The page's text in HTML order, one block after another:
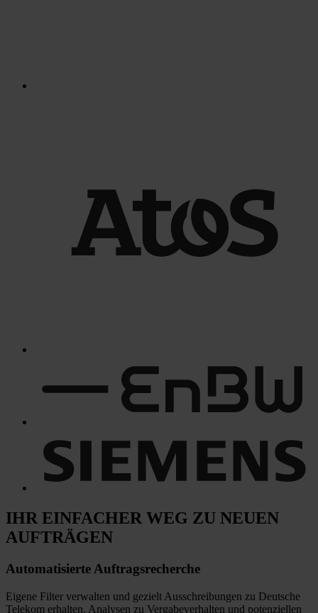
IHR EINFACHER WEG ZU NEUEN
AUFTRÄGEN
Automatisierte Auftragsrecherche
Eigene Filter verwalten und gezielt Ausschreibungen zu Deutsche
Telekom erhalten. Analysen zu Vergabeverhalten und potenziellen